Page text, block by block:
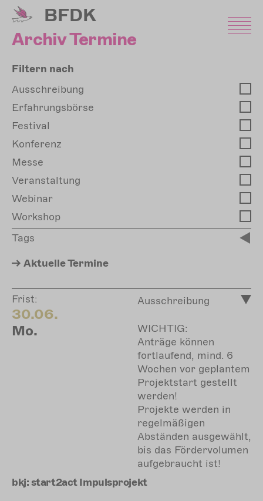
Direkt
zum
Inhalt
BFDK
Archiv Termine
Frist:
30.06.
Mo.
Ausschreibung
WICHTIG:
Anträge können
fortlaufend, mind. 6
Wochen vor geplantem
Projektstart gestellt
werden!
Projekte werden in
regelmäßigen
Abständen ausgewählt,
bis das Fördervolumen
aufgebraucht ist!
bkj: start2act Impulsprojekt
Filtern nach
Ausschreibung
Erfahrungsbörse
Festival
Konferenz
Messe
Veranstaltung
Webinar
Workshop
Tags
AktuelleTermine